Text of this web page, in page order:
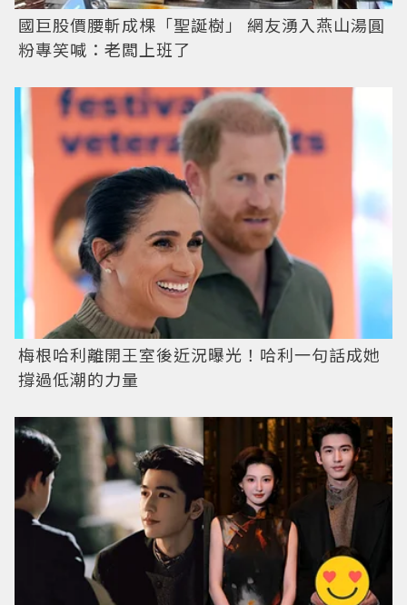
國巨股價腰斬成棵「聖誕樹」 網友湧入燕山湯圓
粉專笑喊：老闆上班了
梅根哈利離開王室後近況曝光！哈利一句話成她
撐過低潮的力量